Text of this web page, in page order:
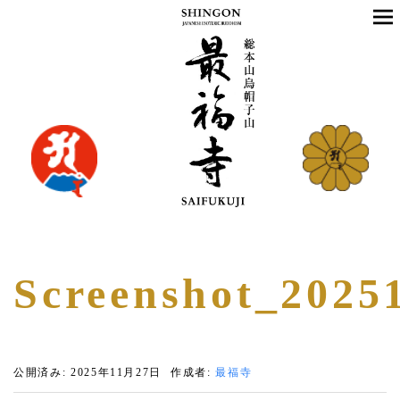
公開済み: 2025年11月27日 作成者:最福寺